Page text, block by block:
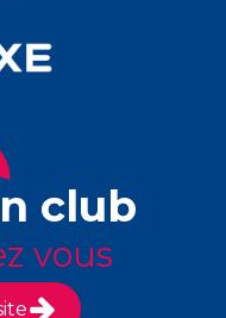
club
vous